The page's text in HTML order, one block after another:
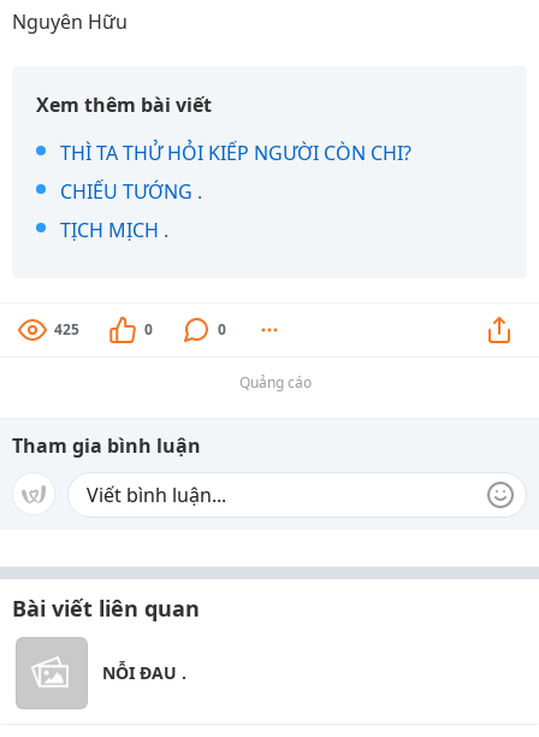
Nguyên Hữu
Xem thêm bài viết
THÌ TA THỬ HỎI KIẾP NGƯỜI CÒN CHI?
CHIẾU TƯỚNG .
TỊCH MỊCH .
425 0 0
Quảng cáo
Tham gia bình luận
Bài viết liên quan
NỖI ĐAU .